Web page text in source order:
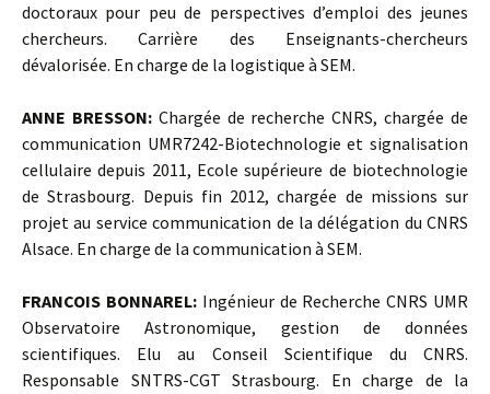
doctoraux pour peu de perspectives d’emploi des jeunes
chercheurs. Carrière des Enseignants-chercheurs
dévalorisée. En charge de la logistique à SEM.
ANNE BRESSON: Chargée de recherche CNRS, chargée de
communication UMR7242-Biotechnologie et signalisation
cellulaire depuis 2011, Ecole supérieure de biotechnologie
de Strasbourg. Depuis fin 2012, chargée de missions sur
projet au service communication de la délégation du CNRS
Alsace. En charge de la communication à SEM.
FRANCOIS BONNAREL: Ingénieur de Recherche CNRS UMR
Observatoire Astronomique, gestion de données
scientifiques. Elu au Conseil Scientifique du CNRS.
Responsable SNTRS-CGT Strasbourg. En charge de la